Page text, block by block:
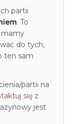
partii
. To
mamy
do tych,
ten sam
partii na
się z
jest